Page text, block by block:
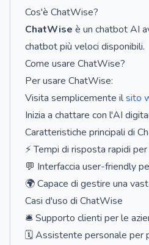
Cos'è ChatWise?
ChatWise è un chatbot AI
chatbot più veloci disponibili.
Come usare ChatWise?
Per usare ChatWise:
Visita semplicemente ilsito
Inizia a chattare con l'AI
Caratteristiche principali di
⚡ Tempi di risposta rapidi
💬 Interfaccia user-friendly
🌍 Capace di gestire una
Casi d'uso di ChatWise
🛎️ Supporto clienti per le
🗓️ Assistente personale per